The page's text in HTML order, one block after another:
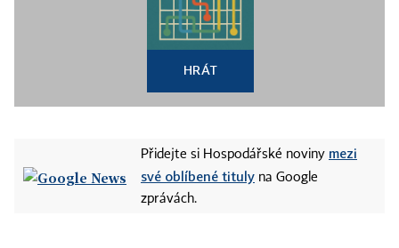
HRÁT
Přidejte si Hospodářské noviny mezi
své oblíbené tituly na Google
zprávách.